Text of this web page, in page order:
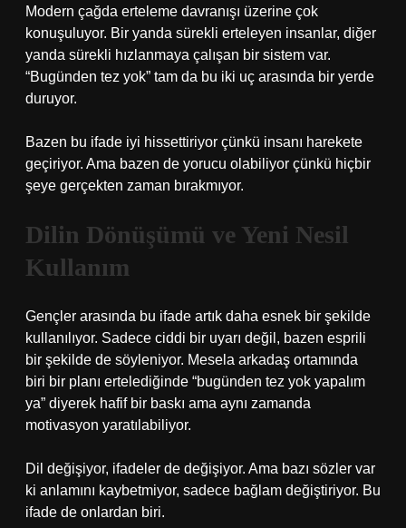
Modern çağda erteleme davranışı üzerine çok
konuşuluyor. Bir yanda sürekli erteleyen insanlar, diğer
yanda sürekli hızlanmaya çalışan bir sistem var.
“Bugünden tez yok” tam da bu iki uç arasında bir yerde
duruyor.
Bazen bu ifade iyi hissettiriyor çünkü insanı harekete
geçiriyor. Ama bazen de yorucu olabiliyor çünkü hiçbir
şeye gerçekten zaman bırakmıyor.
Dilin Dönüşümü ve Yeni Nesil
Kullanım
Gençler arasında bu ifade artık daha esnek bir şekilde
kullanılıyor. Sadece ciddi bir uyarı değil, bazen esprili
bir şekilde de söyleniyor. Mesela arkadaş ortamında
biri bir planı ertelediğinde “bugünden tez yok yapalım
ya” diyerek hafif bir baskı ama aynı zamanda
motivasyon yaratılabiliyor.
Dil değişiyor, ifadeler de değişiyor. Ama bazı sözler var
ki anlamını kaybetmiyor, sadece bağlam değiştiriyor. Bu
ifade de onlardan biri.